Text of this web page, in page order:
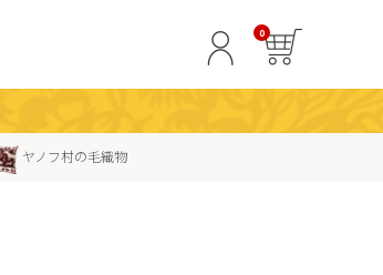
0
ヤノフ村の毛織物